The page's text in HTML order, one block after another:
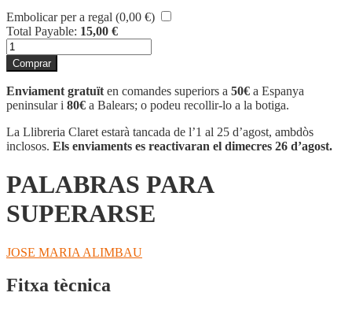
Embolicar per a regal (0,00 €)
Total Payable: 15,00 €
quantitat
de
PALABRAS
PARA
SUPERARSE
Comprar
Enviament gratuït en comandes superiors a 50€ a Espanya
peninsular i 80€ a Balears; o podeu recollir-lo a la botiga.
La Llibreria Claret estarà tancada de l’1 al 25 d’agost, ambdòs
inclosos. Els enviaments es reactivaran el dimecres 26 d’agost.
PALABRAS PARA
SUPERARSE
JOSE MARIA ALIMBAU
Fitxa tècnica